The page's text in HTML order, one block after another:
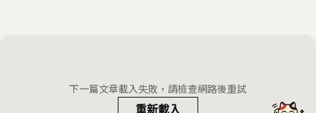
下一篇文章載入失敗，請檢查網路後重試
重新載入